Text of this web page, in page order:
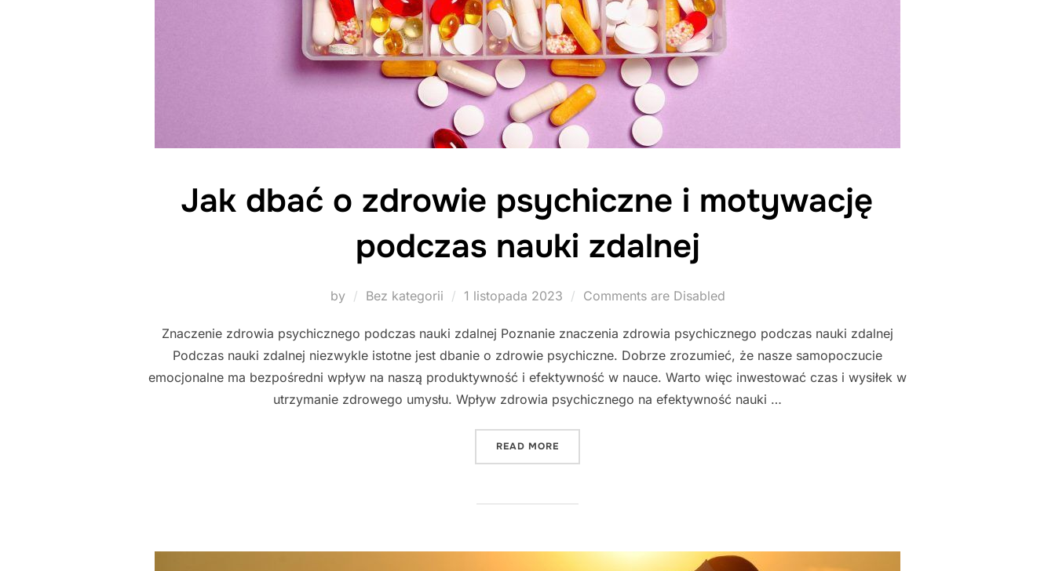
Jak dbać o zdrowie psychiczne i motywację
podczas nauki zdalnej
by Bez kategorii
Posted
1 listopada 2023 Comments are Disabled
Znaczenie zdrowia psychicznego podczas nauki zdalnej Poznanie znaczenia zdrowia psychicznego podczas nauki zdalnej
Podczas nauki zdalnej niezwykle istotne jest dbanie o zdrowie psychiczne. Dobrze zrozumieć, że nasze samopoczucie
emocjonalne ma bezpośredni wpływ na naszą produktywność i efektywność w nauce. Warto więc inwestować czas i wysiłek w
utrzymanie zdrowego umysłu. Wpływ zdrowia psychicznego na efektywność nauki …
READ MORE